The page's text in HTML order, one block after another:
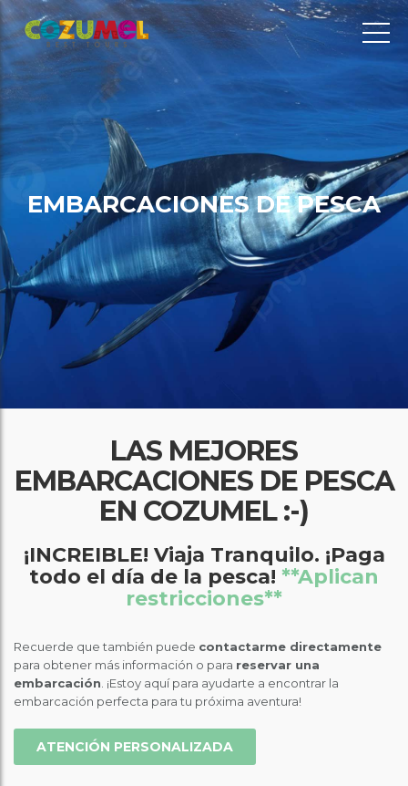
EMBARCACIONES DE PESCA
LAS MEJORES
EMBARCACIONES DE PESCA
EN COZUMEL :-)
¡INCREIBLE! Viaja Tranquilo. ¡Paga
todo el día de la pesca! **Aplican
restricciones**
Recuerde que también puede contactarme directamente
para obtener más información o para reservar una
embarcación . ¡Estoy aquí para ayudarte a encontrar la
embarcación perfecta para tu próxima aventura!
ATENCIÓN PERSONALIZADA